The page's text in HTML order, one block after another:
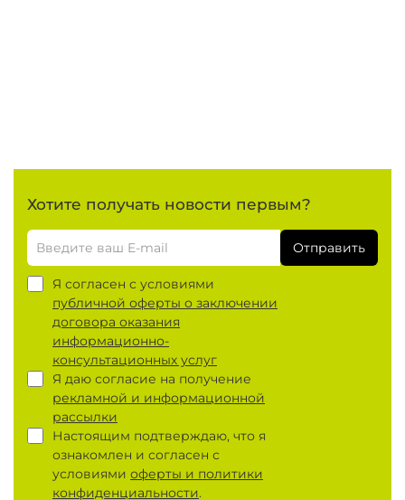
Хотите получать новости первым?
Отправить
Я согласен с условиями
публичной оферты о заключении
договора оказания
информационно-
консультационных услуг
Я даю согласие на получение
рекламной и информационной
рассылки
Настоящим подтверждаю, что я
ознакомлен и согласен с
условиями оферты и политики
конфиденциальности.